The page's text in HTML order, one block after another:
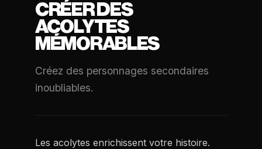
CRÉER DES
ACOLYTES
MÉMORABLES
Créez des personnages secondaires
inoubliables.
Les acolytes enrichissent votre histoire.